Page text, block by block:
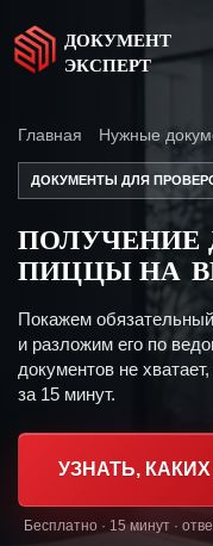
ДОКУМЕНТ
ЭКСПЕРТ
Главная Нужные
ДОКУМЕНТЫ ДЛЯ
ПОЛУЧЕНИЕ
ПИЦЦЫ НА
Покажем
и разложим его по
документов не
за 15 минут.
УЗНАТЬ,
Бесплатно · 15 минут ·